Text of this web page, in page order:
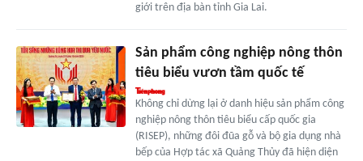
giới trên địa bàn tỉnh Gia Lai.
Sản phẩm công nghiệp nông thôn
tiêu biểu vươn tầm quốc tế
Không chỉ dừng lại ở danh hiệu sản phẩm công
nghiệp nông thôn tiêu biểu cấp quốc gia
(RISEP), những đôi đũa gỗ và bộ gia dụng nhà
bếp của Hợp tác xã Quảng Thủy đã hiện diện